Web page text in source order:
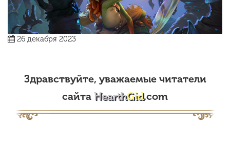
26 декабря 2023
Здравствуйте, уважаемые читатели
сайта HearthGid.com